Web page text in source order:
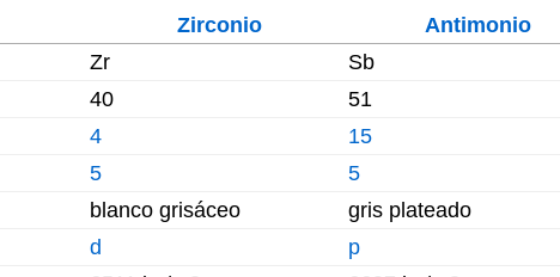
Zirconio
Antimonio
Zr
Sb
40
51
4
15
5
5
blanco grisáceo
gris plateado
d
p